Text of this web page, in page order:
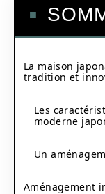
La maison
tradition et
Les
moderne
Un
Aménagement